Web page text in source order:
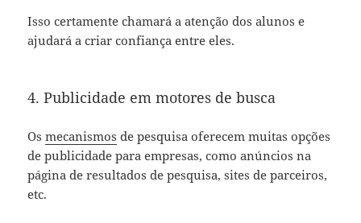
Isso certamente chamará a atenção dos alunos e
ajudará a criar confiança entre eles.
4. Publicidade em motores de busca
Osmecanismos de pesquisa oferecem muitas opções
de publicidade para empresas, como anúncios na
página de resultados de pesquisa, sites de parceiros,
etc.